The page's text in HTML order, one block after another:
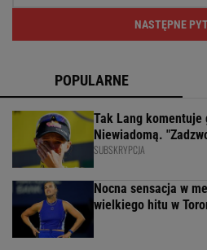
NASTĘPNE
POPULARNE
Tak Lang komentuje
Niewiadomą.
SUBSKRYPCJA
Nocna sensacja w
wielkiego hitu w